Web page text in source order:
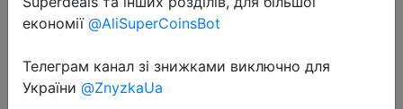
2022-05-12
Смартфон Xiaomi redmi 10C
економії @AliSuperCoinsBot
Телеграм канал зі знижками виключно для
України @ZnyzkaUa